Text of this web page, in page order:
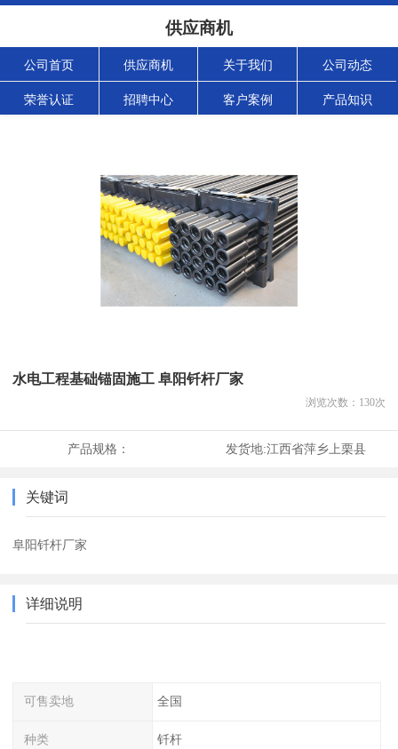
供应商机
公司首页 供应商机 关于我们 公司动态
荣誉认证 招聘中心 客户案例 产品知识
水电工程基础锚固施工 阜阳钎杆厂家
浏览次数： 130次
产品规格： 发货地:江西省萍乡上栗县
关键词
阜阳钎杆厂家
详细说明
可售卖地 全国
种类 钎杆